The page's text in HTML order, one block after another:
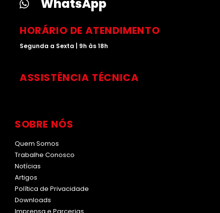
a
m
n
WhatsApp
HORÁRIO DE ATENDIMENTO
Segunda a Sexta | 9h às 18h
ASSISTÊNCIA TÉCNICA
SOBRE NÓS
Quem Somos
Trabalhe Conosco
Notícias
Artigos
Política de Privacidade
Downloads